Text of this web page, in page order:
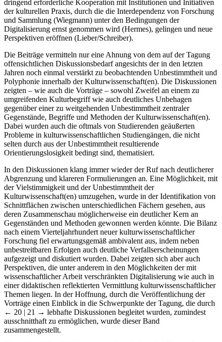
dringend erforderliche Kooperation mit Institutionen und Initiativen
der kulturellen Praxis, durch die die Interdependenz von Forschung
und Sammlung (Wiegmann) unter den Bedingungen der
Digitalisierung ernst genommen wird (Hermes), gelingen und neue
Perspektiven eröffnen (Lieber/Schreiber).
Die Beiträge vermitteln nur eine Ahnung von dem auf der Tagung
offensichtlichen Diskussionsbedarf angesichts der in den letzten
Jahren noch einmal verstärkt zu beobachtenden Unbestimmtheit und
Polyphonie innerhalb der Kulturwissenschaft(en). Die Diskussionen
zeigten – wie auch die Vorträge – sowohl Zweifel an einem zu
umgreifenden Kulturbegriff wie auch deutliches Unbehagen
gegenüber einer zu weitgehenden Unbestimmtheit zentraler
Gegenstände, Begriffe und Methoden der Kulturwissenschaft(en).
Dabei wurden auch die oftmals von Studierenden geäußerten
Probleme in kulturwissenschaftlichen Studiengängen, die nicht
selten durch aus der Unbestimmtheit resultierende
Orientierungslosigkeit bedingt sind, thematisiert.
In den Diskussionen klang immer wieder der Ruf nach deutlicherer
Abgrenzung und klareren Formulierungen an. Eine Möglichkeit, mit
der Vielstimmigkeit und der Unbestimmtheit der
Kulturwissenschaft(en) umzugehen, wurde in der Identifikation von
Schnittflächen zwischen unterschiedlichen Fächern gesehen, aus
deren Zusammenschau möglicherweise ein deutlicher Kern an
Gegenständen und Methoden gewonnen werden könnte. Die Bilanz
nach einem Vierteljahrhundert neuer kulturwissenschaftlicher
Forschung fiel erwartungsgemäß ambivalent aus, indem neben
unbestreitbaren Erfolgen auch deutliche Verfallserscheinungen
aufgezeigt und diskutiert wurden. Dabei zeigten sich aber auch
Perspektiven, die unter anderem in den Möglichkeiten der mit
wissenschaftlicher Arbeit verschränkten Digitalisierung wie auch in
einer didaktischen reflektierten Vermittlung kulturwissenschaftlicher
Themen liegen. In der Hoffnung, durch die Veröffentlichung der
Vorträge einen Einblick in die Schwerpunkte der Tagung, die durch
← 20 | 21 → lebhafte Diskussionen begleitet wurden, zumindest
ausschnitthaft zu ermöglichen, wurde dieser Band
zusammengestellt.